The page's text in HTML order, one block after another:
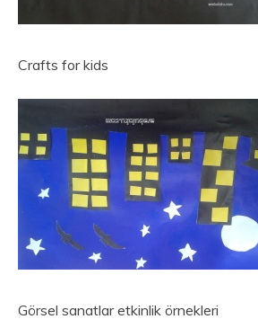
Crafts for kids
Görsel sanatlar etkinlik örnekleri